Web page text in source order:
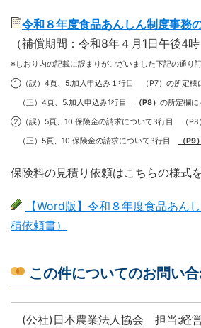
令和８年度食品あんしん制度事務
（補償期間：令和8年４月1日午後4時
※しおり内の記載に誤まりがございました下記の通り
①（誤）4頁、5.加入申込み１行目 （P7）の所定欄
（正）4頁、5.加入申込み1行目 （P8） の所定欄に
②（誤）5頁、10.保険金の請求について3行目 （P8
（正）5頁、10.保険金の請求について3行目 （P9）
保険料の見積り依頼はこちらの様式
【Word版】令和８年度食品あん
積依頼書）
この件についてのお問い
(公社)日本農業法人協会 担当:経